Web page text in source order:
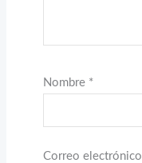
Nombre *
Correo electrónico